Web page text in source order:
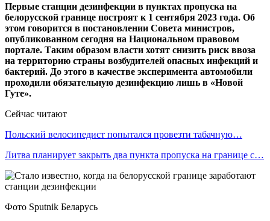
Первые станции дезинфекции в пунктах пропуска на
белорусской границе построят к 1 сентября 2023 года. Об
этом говорится в постановлении Совета министров,
опубликованном сегодня на Национальном правовом
портале. Таким образом власти хотят снизить риск ввоза
на территорию страны возбудителей опасных инфекций и
бактерий. До этого в качестве эксперимента автомобили
проходили обязательную дезинфекцию лишь в «Новой
Гуте».
Сейчас читают
Польский велосипедист попытался провезти табачную…
Литва планирует закрыть два пункта пропуска на границе с…
Фото Sputnik Беларусь